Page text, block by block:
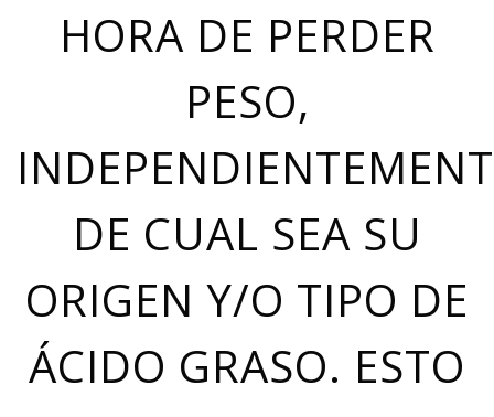
HORA DE PERDER
PESO,
DE CUAL SEA SU
ORIGEN Y/O TIPO DE
ÁCIDO GRASO. ESTO